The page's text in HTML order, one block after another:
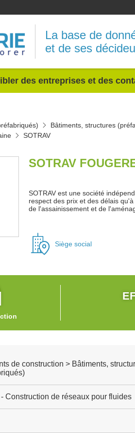
La base de
et de ses
des entreprises et des
Bâtiments, structures
SOTRAV
SOTRAV
SOTRAV est une société
respect des prix et des délais
de l'assainissement et de
Siège social
de construction > Bâtiments,
Construction de réseaux pour fluides